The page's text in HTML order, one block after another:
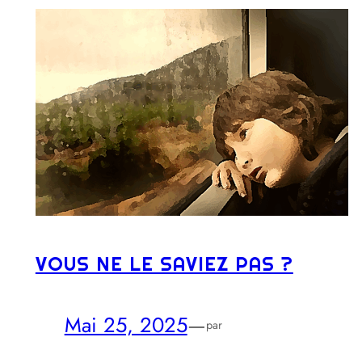
VOUS NE LE SAVIEZ PAS ?
Mai 25, 2025—par